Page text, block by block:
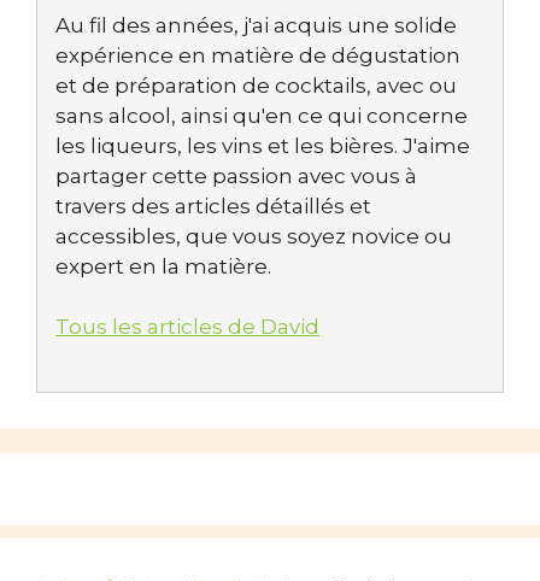
Au fil des années, j'ai acquis une solide
expérience en matière de dégustation
et de préparation de cocktails, avec ou
sans alcool, ainsi qu'en ce qui concerne
les liqueurs, les vins et les bières. J'aime
partager cette passion avec vous à
travers des articles détaillés et
accessibles, que vous soyez novice ou
expert en la matière.
Tous les articles de David